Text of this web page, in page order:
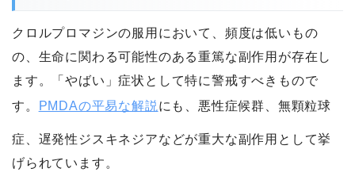
クロルプロマジンの服用において、頻度は低いもの
の、生命に関わる可能性のある重篤な副作用が存在し
ます。「やばい」症状として特に警戒すべきもので
す。
PMDAの平易な解説 にも、悪性症候群、無顆粒球
症、遅発性ジスキネジアなどが重大な副作用として挙
げられています。